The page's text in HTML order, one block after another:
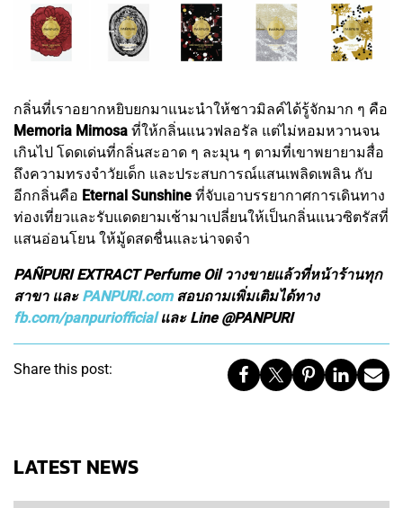
กลิ่นที่เราอยากหยิบยกมาแนะนำให้ชาวมิลค์ได้รู้จักมาก ๆ คือ
Memoria Mimosa ที่ให้กลิ่นแนวฟลอรัล แต่ไม่หอมหวานจน
เกินไป โดดเด่นที่กลิ่นสะอาด ๆ ละมุน ๆ ตามที่เขาพยายามสื่อ
ถึงความทรงจำวัยเด็ก และประสบการณ์แสนเพลิดเพลิน กับ
อีกกลิ่นคือ Eternal Sunshine ที่จับเอาบรรยากาศการเดินทาง
ท่องเที่ยวและรับแดดยามเช้ามาเปลี่ยนให้เป็นกลิ่นแนวซิตรัสที่
แสนอ่อนโยน ให้มู้ดสดชื่นและน่าจดจำ
PAÑPURI EXTRACT Perfume Oil วางขายแล้วที่หน้าร้านทุก
สาขา และ PANPURI.comสอบถามเพิ่มเติมได้ทาง
fb.com/panpuriofficialและ Line @PANPURI
Share this post:
LATEST NEWS